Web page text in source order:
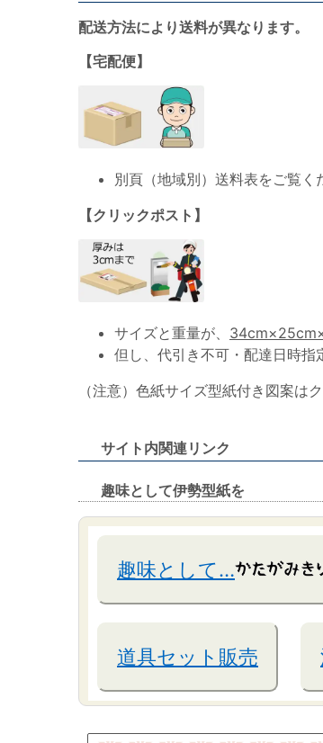
配送方法により送料が異なります。
【宅配便】
別頁（地域別）送料表をご覧
【クリックポスト】
サイズと重量が、
但し、代引き不可・配達日時指
（注意）色紙サイズ型紙付き図案は
サイト内関連リンク
趣味として伊勢型紙を
趣味として…
道具セット販売